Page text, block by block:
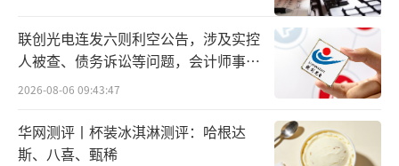
另一款产品ALK抑制剂贝美纳（恩沙替
尼）已成为核心增长引擎，该产品差异化优势
明显，针对亚裔患者的治疗效果较为突出，目
前其术后辅助治疗适应症上市申请已获NMPA受
理，一旦获批将进一步拓宽适用场景，打开全
联创光电连发六则利空公告，涉及实控
人被查、债务诉讼等问题，会计师事务
所曾出具“保留意见”
2026-08-06 09:43:47
华网测评丨杯装冰淇淋测评：哈根达
斯、八喜、甄稀